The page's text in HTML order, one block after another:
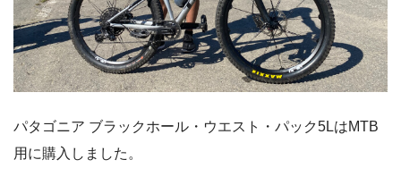
パタゴニア ブラックホール・ウエスト・パック5LはMTB
用に購入しました。